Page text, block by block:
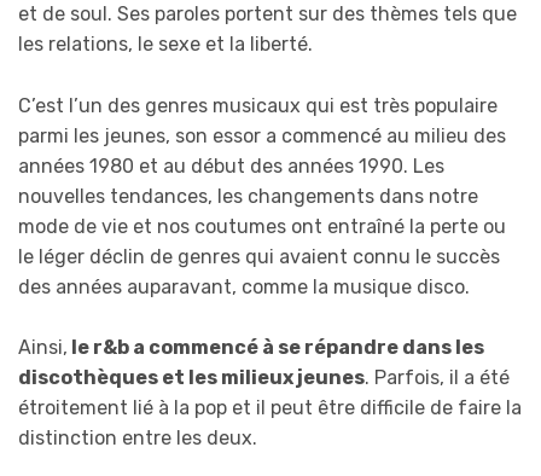
et de soul. Ses paroles portent sur des thèmes tels que
les relations, le sexe et la liberté.
C’est l’un des genres musicaux qui est très populaire
parmi les jeunes, son essor a commencé au milieu des
années 1980 et au début des années 1990. Les
nouvelles tendances, les changements dans notre
mode de vie et nos coutumes ont entraîné la perte ou
le léger déclin de genres qui avaient connu le succès
des années auparavant, comme la musique disco.
Ainsi, le r&b a commencé à se répandre dans les
discothèques et les milieux jeunes. Parfois, il a été
étroitement lié à la pop et il peut être difficile de faire la
distinction entre les deux.